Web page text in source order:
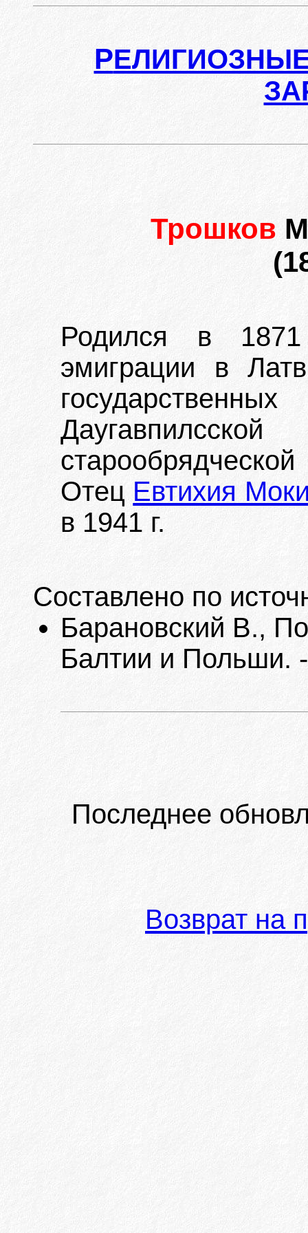
Р
Трошков
Родился в
эмиграции в
Отец Евтихия
в 1941 г.
Составлено по
Барановский В.,
Балтии и Польши.
Последнее
Возврат на